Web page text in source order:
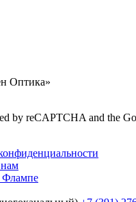
Оптика»
by reCAPTCHA and the
Флампе